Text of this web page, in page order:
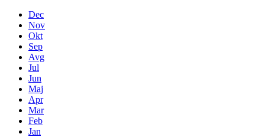
Dec
Nov
Okt
Sep
Avg
Jul
Jun
Maj
Apr
Mar
Feb
Jan